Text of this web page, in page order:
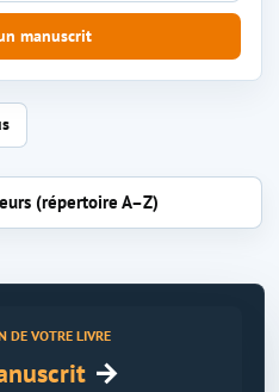
manuscrit
(répertoire A–Z)
VOTRE LIVRE
→